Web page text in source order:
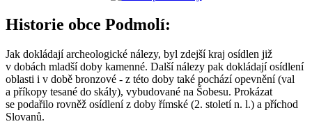
Historie obce Podmolí:
Jak dokládají archeologické nálezy, byl zdejší kraj osídlen již
v dobách mladší doby kamenné. Další nálezy pak dokládají osídlení
oblasti i v době bronzové - z této doby také pochází opevnění (val
a příkopy tesané do skály), vybudované na Šobesu. Prokázat
se podařilo rovněž osídlení z doby římské (2. století n. l.) a příchod
Slovanů.